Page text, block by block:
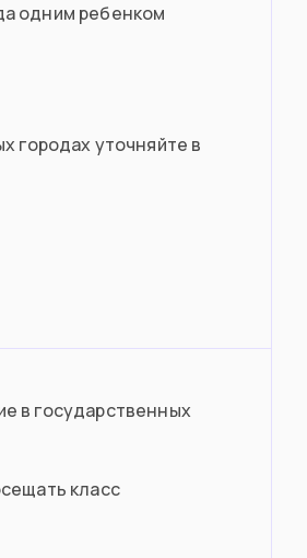
одним ребенком
городах уточняйте в
в государственных
класс